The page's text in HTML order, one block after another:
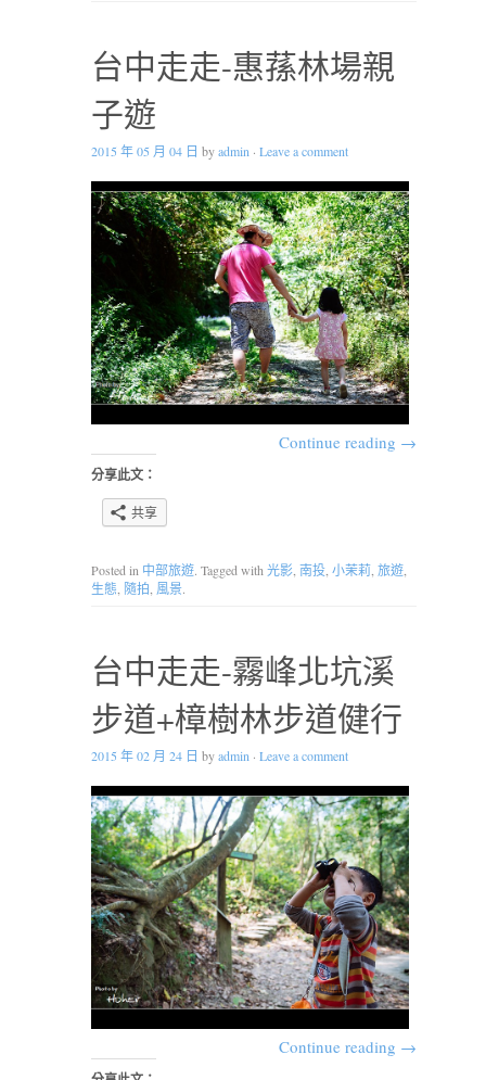
台中走走-惠蓀林場親
子遊
2015 年 05 月 04 日 byadmin · Leave a comment
Continue reading →
分享此文：
共享
Posted in 中部旅遊. Tagged with光影, 南投, 小茉莉, 旅遊,
生態, 隨拍, 風景.
台中走走-霧峰北坑溪
步道+樟樹林步道健行
2015 年 02 月 24 日 byadmin · Leave a comment
Continue reading →